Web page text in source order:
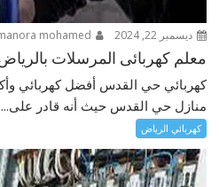
ديسمبر 22, 2024
معلم كهربائى المرسلات بالرياض
كهربائي حي القدس أفضل كهربائي
منازل حي القدس حيث أنه قادر على...
كهربائي الرياض